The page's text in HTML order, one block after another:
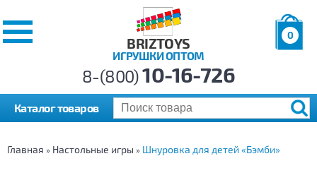
BRIZTOYS
ИГРУШКИ ОПТОМ
0
р.
8-(800)10-16-726
Каталог товаров
Главная » Настольные игры » Шнуровка для детей «Бэмби»